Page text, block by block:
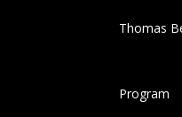
Thomas
Program